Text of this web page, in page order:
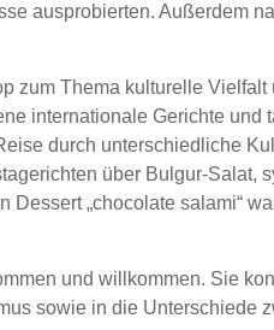
ausprobierten. Außerdem
zum Thema kulturelle
internationale Gerichte und
durch unterschiedliche
über Bulgur-Salat,
„chocolate salami“
und willkommen. Sie
sowie in die Unterschiede